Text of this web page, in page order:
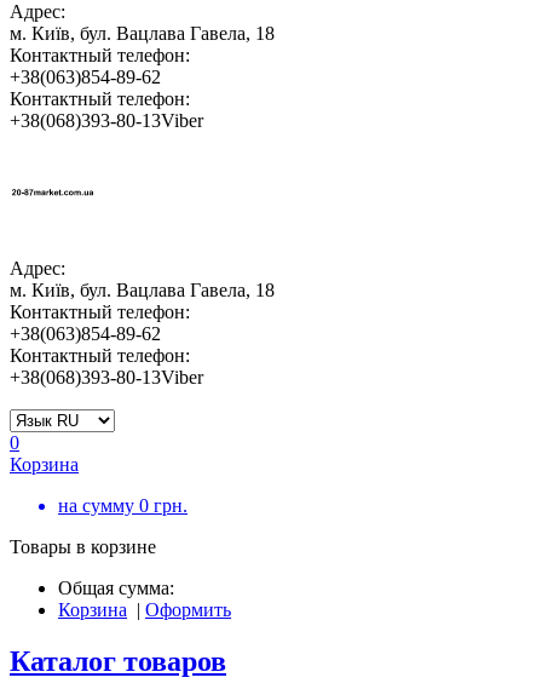
Адрес:
м. Київ, бул. Вацлава Гавела, 18
Контактный телефон:
+38(063)854-89-62
Контактный телефон:
+38(068)393-80-13Viber
Адрес:
м. Київ, бул. Вацлава Гавела, 18
Контактный телефон:
+38(063)854-89-62
Контактный телефон:
+38(068)393-80-13Viber
0
Корзина
на сумму 0 грн.
Товары в корзине
Общая сумма:
Корзина | Оформить
Каталог товаров